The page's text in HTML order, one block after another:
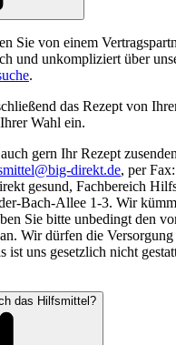
Sie von einem
und unkompliziert über
.
das Rezept von
Wahl ein.
gern Ihr Rezept
direkt.de, per
gesund, Fachbereich
Bach-Allee 1-3. Wir
Sie bitte unbedingt den
Wir dürfen die
ist uns gesetzlich nicht
das Hilfsmittel?